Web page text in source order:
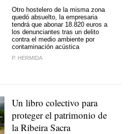
Otro hostelero de la misma zona
quedó absuelto, la empresaria
tendrá que abonar 18.820 euros a
los denunciantes tras un delito
contra el medio ambiente por
contaminación acústica
P. HERMIDA
Un libro colectivo para
proteger el patrimonio de
la Ribeira Sacra